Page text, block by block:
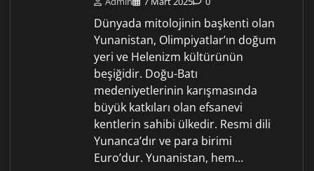
Dünyada mitolojinin başkenti olan
Yunanistan, Olimpiyatlar’ın doğum
yeri ve Helenizm kültürünün
beşiğidir. Doğu-Batı
medeniyetlerinin karışmasında
büyük katkıları olan efsanevi
kentlerin sahibi ülkedir. Resmi dili
Yunanca’dır ve para birimi
Euro’dur. Yunanistan, hem…